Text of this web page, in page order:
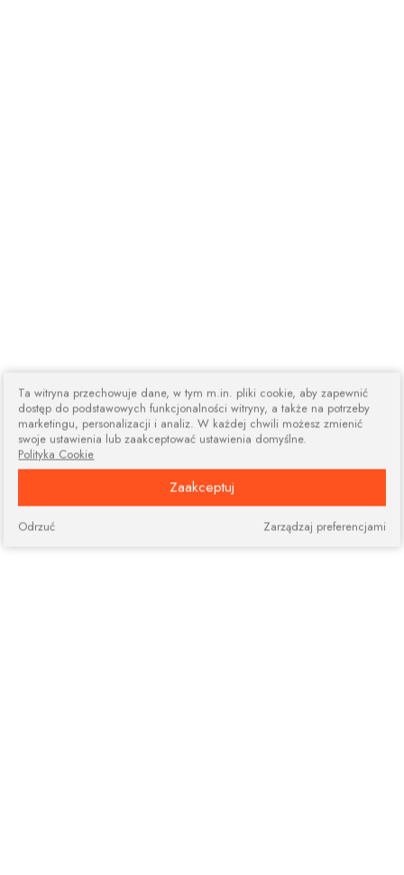
Ta witryna przechowuje dane, w tym m.in. pliki cookie, aby zapewnić
dostęp do podstawowych funkcjonalności witryny, a także na potrzeby
marketingu, personalizacji i analiz. W każdej chwili możesz zmienić
swoje ustawienia lub zaakceptować ustawienia domyślne.
Polityka Cookie
Zaakceptuj
Zarządzaj preferencjami
Odrzuć